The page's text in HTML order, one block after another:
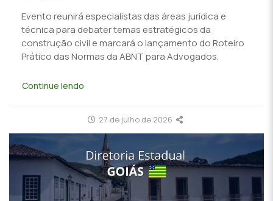
Evento reunirá especialistas das áreas jurídica e
técnica para debater temas estratégicos da
construção civil e marcará o lançamento do Roteiro
Prático das Normas da ABNT para Advogados.
Continue lendo
27 de julho de 2026